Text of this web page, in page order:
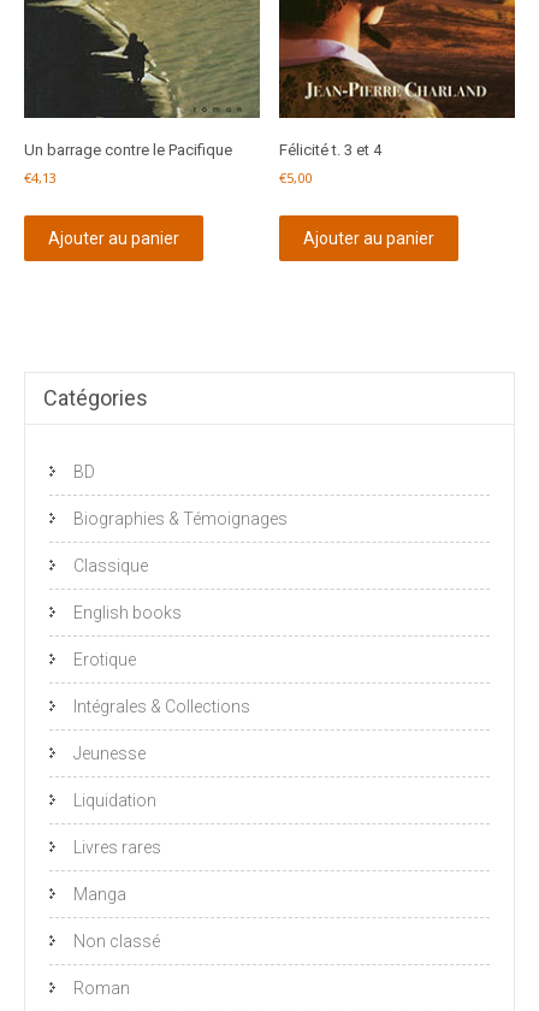
Un barrage contre le Pacifique
€4,13
Ajouter au panier
Félicité t. 3 et 4
€5,00
Ajouter au panier
Catégories
BD
Biographies & Témoignages
Classique
English books
Erotique
Intégrales & Collections
Jeunesse
Liquidation
Livres rares
Manga
Non classé
Roman